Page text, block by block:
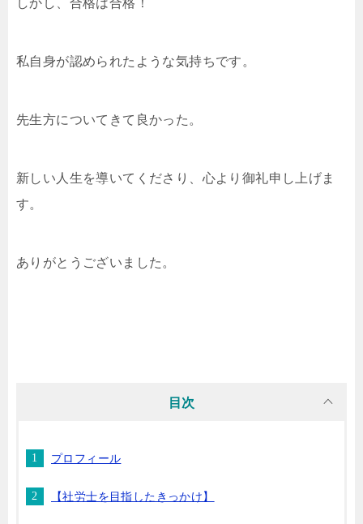
私自身が認められたような気持ちです。
先生方についてきて良かった。
新しい人生を導いてくださり、心より御礼申し上げま
す。
ありがとうございました。
目次
プロフィール
【社労士を目指したきっかけ】